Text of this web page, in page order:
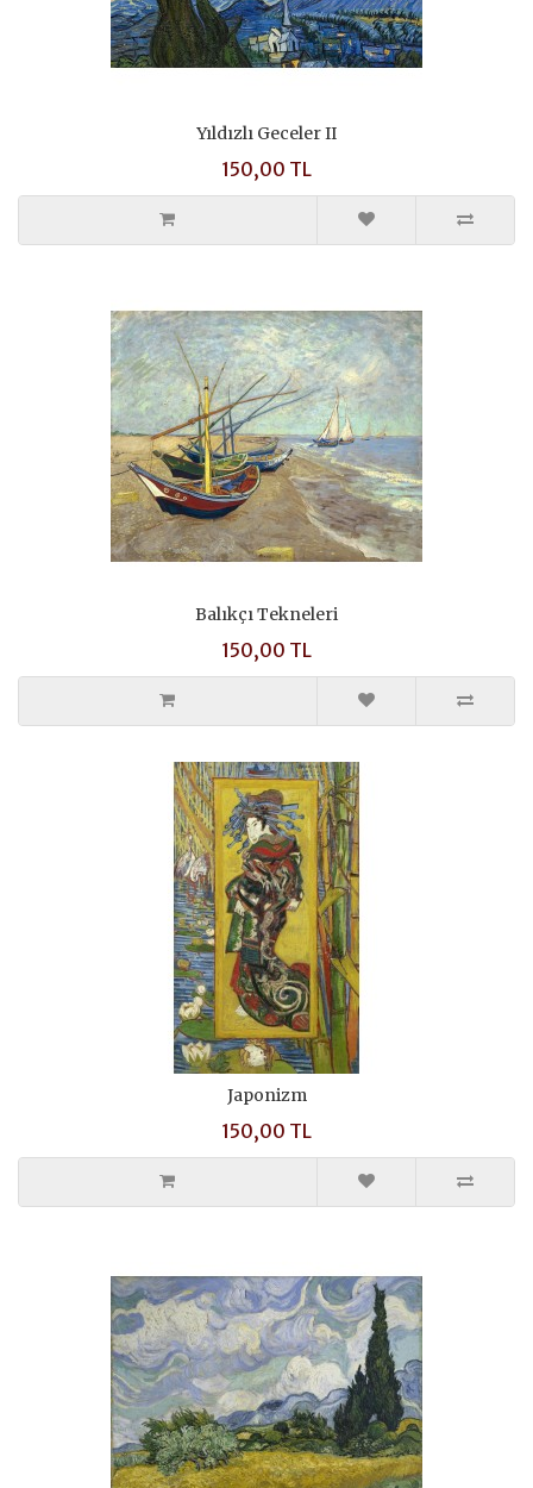
Yıldızlı Geceler II
150,00 TL
Balıkçı Tekneleri
150,00 TL
Japonizm
150,00 TL